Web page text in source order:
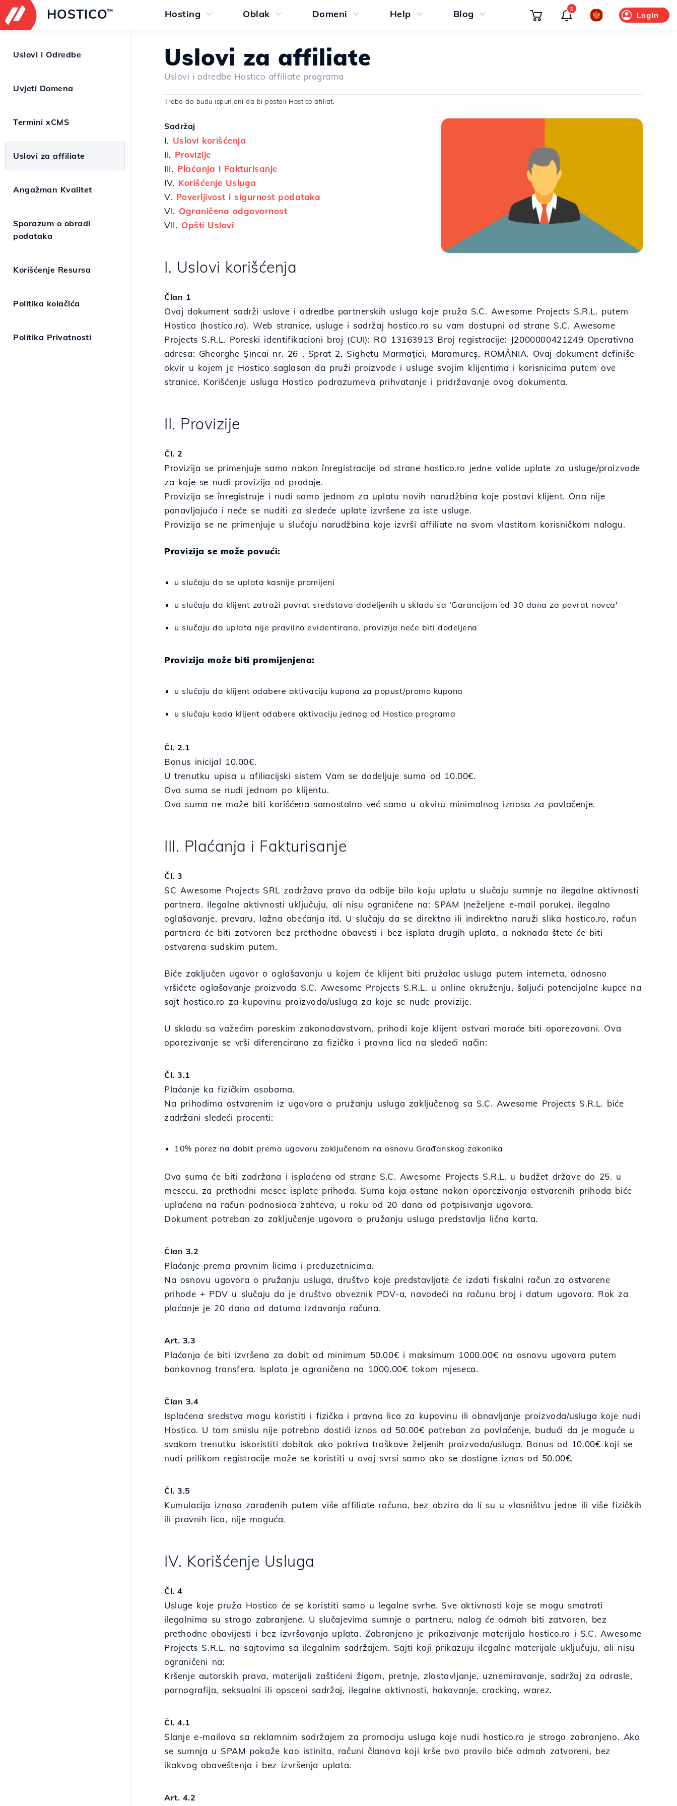
HOSTICO™ Hosting Oblak Domeni Help Blog Login
5
Uslovi za affiliate
Uslovi i odredbe Hostico affiliate programa
Treba da budu ispunjeni da bi postali Hostico afiliat.
Sadržaj
I. Uslovi korišćenja
II. Provizije
III. Plaćanja i Fakturisanje
IV. Korišćenje Usluga
V. Poverljivost i sigurnost podataka
VI. Ograničena odgovornost
VII. Opšti Uslovi
I. Uslovi korišćenja
Član 1
Ovaj dokument sadrži uslove i odredbe partnerskih usluga koje pruža S.C. Awesome Projects S.R.L. putem
Hostico (hostico.ro). Web stranice, usluge i sadržaj hostico.ro su vam dostupni od strane S.C. Awesome
Projects S.R.L. Poreski identifikacioni broj (CUI): RO 13163913 Broj registracije: J2000000421249 Operativna
adresa: Gheorghe Şincai nr. 26 , Sprat 2, Sighetu Marmației, Maramureș, ROMÂNIA. Ovaj dokument definiše
okvir u kojem je Hostico saglasan da pruži proizvode i usluge svojim klijentima i korisnicima putem ove
stranice. Korišćenje usluga Hostico podrazumeva prihvatanje i pridržavanje ovog dokumenta.
II. Provizije
Čl. 2
Provizija se primenjuje samo nakon înregistracije od strane hostico.ro jedne valide uplate za usluge/proizvode
za koje se nudi provizija od prodaje.
Provizija se înregistruje i nudi samo jednom za uplatu novih narudžbina koje postavi klijent. Ona nije
ponavljajuća i neće se nuditi za sledeće uplate izvršene za iste usluge.
Provizija se ne primenjuje u slučaju narudžbina koje izvrši affiliate na svom vlastitom korisničkom nalogu.
Provizija se može povući:
u slučaju da se uplata kasnije promijeni
u slučaju da klijent zatraži povrat sredstava dodeljenih u skladu sa 'Garancijom od 30 dana za povrat novca'
u slučaju da uplata nije pravilno evidentirana, provizija neće biti dodeljena
Provizija može biti promijenjena:
u slučaju da klijent odabere aktivaciju kupona za popust/promo kupona
u slučaju kada klijent odabere aktivaciju jednog od Hostico programa
Čl. 2.1
Bonus inicijal 10.00€.
U trenutku upisa u afiliacijski sistem Vam se dodeljuje suma od 10.00€.
Ova suma se nudi jednom po klijentu.
Ova suma ne može biti korišćena samostalno već samo u okviru minimalnog iznosa za povlačenje.
III. Plaćanja i Fakturisanje
Čl. 3
SC Awesome Projects SRL zadržava pravo da odbije bilo koju uplatu u slučaju sumnje na ilegalne aktivnosti
partnera. Ilegalne aktivnosti uključuju, ali nisu ograničene na: SPAM (neželjene e-mail poruke), ilegalno
oglašavanje, prevaru, lažna obećanja itd. U slučaju da se direktno ili indirektno naruži slika hostico.ro, račun
partnera će biti zatvoren bez prethodne obavesti i bez isplata drugih uplata, a naknada štete će biti
ostvarena sudskim putem.
Biće zaključen ugovor o oglašavanju u kojem će klijent biti pružalac usluga putem interneta, odnosno
vršićete oglašavanje proizvoda S.C. Awesome Projects S.R.L. u online okruženju, šaljući potencijalne kupce na
sajt hostico.ro za kupovinu proizvoda/usluga za koje se nude provizije.
U skladu sa važećim poreskim zakonodavstvom, prihodi koje klijent ostvari moraće biti oporezovani. Ova
oporezivanje se vrši diferencirano za fizička i pravna lica na sledeći način:
Čl. 3.1
Plaćanje ka fizičkim osobama.
Na prihodima ostvarenim iz ugovora o pružanju usluga zaključenog sa S.C. Awesome Projects S.R.L. biće
zadržani sledeći procenti:
10% porez na dobit prema ugovoru zaključenom na osnovu Građanskog zakonika
Ova suma će biti zadržana i isplaćena od strane S.C. Awesome Projects S.R.L. u budžet države do 25. u
mesecu, za prethodni mesec isplate prihoda. Suma koja ostane nakon oporezivanja ostvarenih prihoda biće
uplaćena na račun podnosioca zahteva, u roku od 20 dana od potpisivanja ugovora.
Dokument potreban za zaključenje ugovora o pružanju usluga predstavlja lična karta.
Član 3.2
Plaćanje prema pravnim licima i preduzetnicima.
Na osnovu ugovora o pružanju usluga, društvo koje predstavljate će izdati fiskalni račun za ostvarene
prihode + PDV u slučaju da je društvo obveznik PDV-a, navodeći na računu broj i datum ugovora. Rok za
plaćanje je 20 dana od datuma izdavanja računa.
Art. 3.3
Plaćanja će biti izvršena za dobit od minimum 50.00€ i maksimum 1000.00€ na osnovu ugovora putem
bankovnog transfera. Isplata je ograničena na 1000.00€ tokom mjeseca.
Član 3.4
Isplaćena sredstva mogu koristiti i fizička i pravna lica za kupovinu ili obnavljanje proizvoda/usluga koje nudi
Hostico. U tom smislu nije potrebno dostići iznos od 50.00€ potreban za povlačenje, budući da je moguće u
svakom trenutku iskoristiti dobitak ako pokriva troškove željenih proizvoda/usluga. Bonus od 10.00€ koji se
nudi prilikom registracije može se koristiti u ovoj svrsi samo ako se dostigne iznos od 50.00€.
Čl. 3.5
Kumulacija iznosa zarađenih putem više affiliate računa, bez obzira da li su u vlasništvu jedne ili više fizičkih
ili pravnih lica, nije moguća.
IV. Korišćenje Usluga
Čl. 4
Usluge koje pruža Hostico će se koristiti samo u legalne svrhe. Sve aktivnosti koje se mogu smatrati
ilegalnima su strogo zabranjene. U slučajevima sumnje o partneru, nalog će odmah biti zatvoren, bez
prethodne obavijesti i bez izvršavanja uplata. Zabranjeno je prikazivanje materijala hostico.ro i S.C. Awesome
Projects S.R.L. na sajtovima sa ilegalnim sadržajem. Sajti koji prikazuju ilegalne materijale uključuju, ali nisu
ograničeni na:
Kršenje autorskih prava, materijali zaštićeni žigom, pretnje, zlostavljanje, uznemiravanje, sadržaj za odrasle,
pornografija, seksualni ili opsceni sadržaj, ilegalne aktivnosti, hakovanje, cracking, warez.
Čl. 4.1
Slanje e-mailova sa reklamnim sadržajem za promociju usluga koje nudi hostico.ro je strogo zabranjeno. Ako
se sumnja u SPAM pokaže kao istinita, računi članova koji krše ovo pravilo biće odmah zatvoreni, bez
ikakvog obaveštenja i bez izvršenja uplata.
Art. 4.2
Uslovi i Odredbe
Uvjeti Domena
Termini xCMS
Uslovi za affiliate
Angažman Kvalitet
Sporazum o obradi
podataka
Korišćenje Resursa
Politika kolačića
Politika Privatnosti